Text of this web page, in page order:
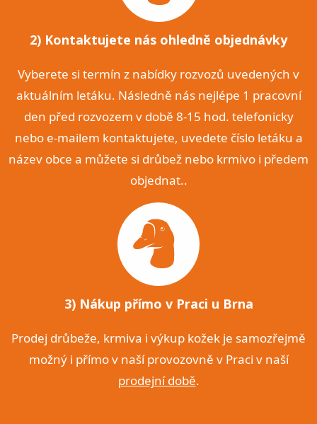
2) Kontaktujete nás ohledně objednávky
Vyberete si termín z nabídky rozvozů uvedených v
aktuálním letáku. Následně nás nejlépe 1 pracovní
den před rozvozem v době 8-15 hod. telefonicky
nebo e-mailem kontaktujete, uvedete číslo letáku a
název obce a můžete si drůbež nebo krmivo i předem
objednat..
3) Nákup přímo v Praci u Brna
Prodej drůbeže, krmiva i výkup kožek je samozřejmě
možný i přímo v naší provozovně v Praci v naší
prodejní době.